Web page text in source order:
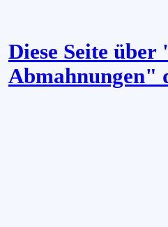
Diese Seite
Abmahnungen"